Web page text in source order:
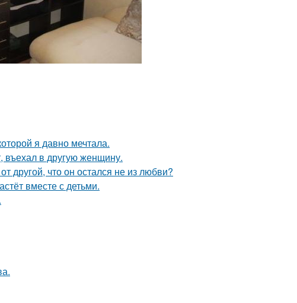
я давно мечтала.
въехал в другую женщину.
другой, что он остался не из любви?
вместе с детьми.